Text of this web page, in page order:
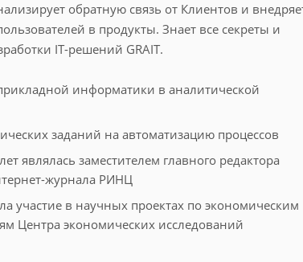
обратную связь от Клиентов и
в продукты. Знает все секреты и
IT-решений GRAIT.
информатики в аналитической
заданий на автоматизацию процессов
являлась заместителем главного редактора
журнала РИНЦ
участие в научных проектах по экономическим
Центра экономических исследований